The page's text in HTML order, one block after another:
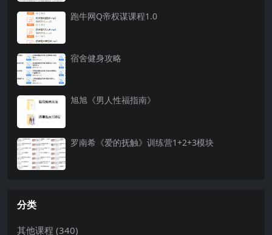
跑牛网Q帝权谋课程1.0
宿舍健身攻略
旭旭《男人性福指南》
罗南希《爱的抚触》训练营1+2+3模块
分类
其他课程 (340)